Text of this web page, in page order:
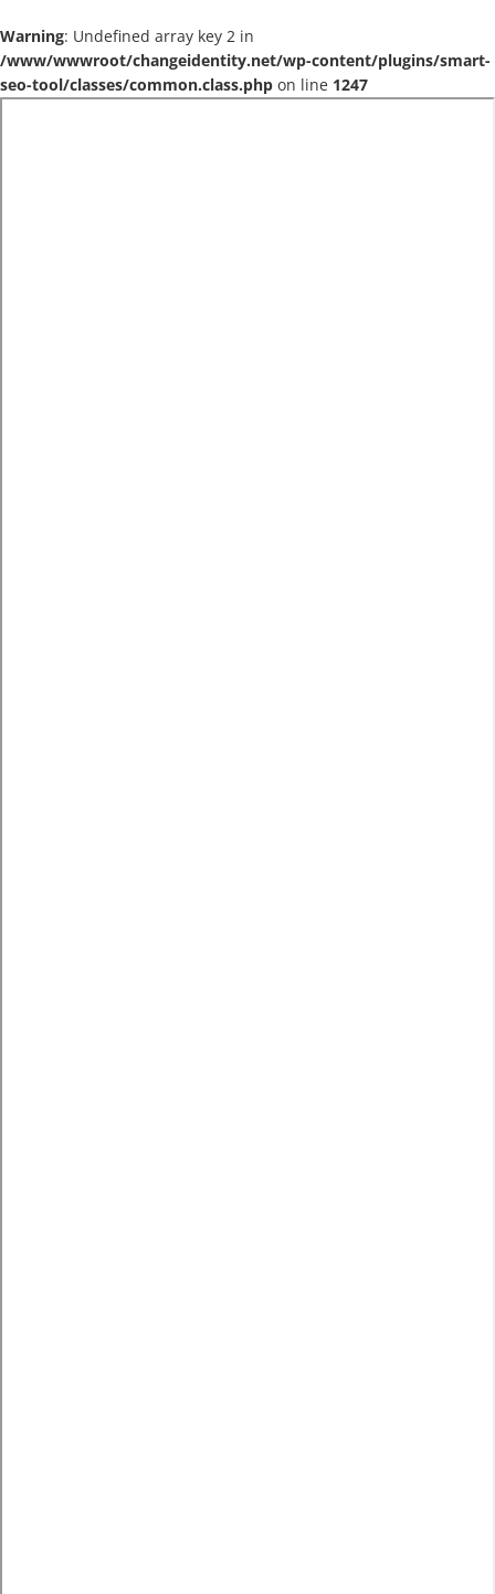
Warning: Undefined array key 2 in
/www/wwwroot/changeidentity.net/wp-content/plugins/smart-
seo-tool/classes/common.class.php on line 1247